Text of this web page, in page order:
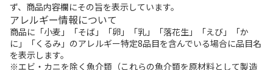
ず、商品内容欄にその旨を表示しています。
アレルギー情報について
商品に「小麦」「そば」「卵」「乳」「落花生」「えび」「か
に」「くるみ」のアレルギー特定8品目を含んでいる場合に品目名
を表示します。
※エビ・カニを除く魚介類（これらの魚介類を原材料として製造